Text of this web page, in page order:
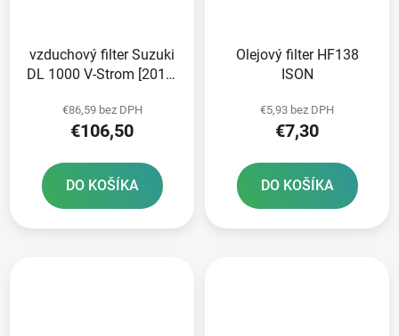
vzduchový filter Suzuki
DL 1000 V-Strom [2014]
€86,59 bez DPH
€106,50
DO KOŠÍKA
Olejový filter HF138
ISON
€5,93 bez DPH
€7,30
DO KOŠÍKA